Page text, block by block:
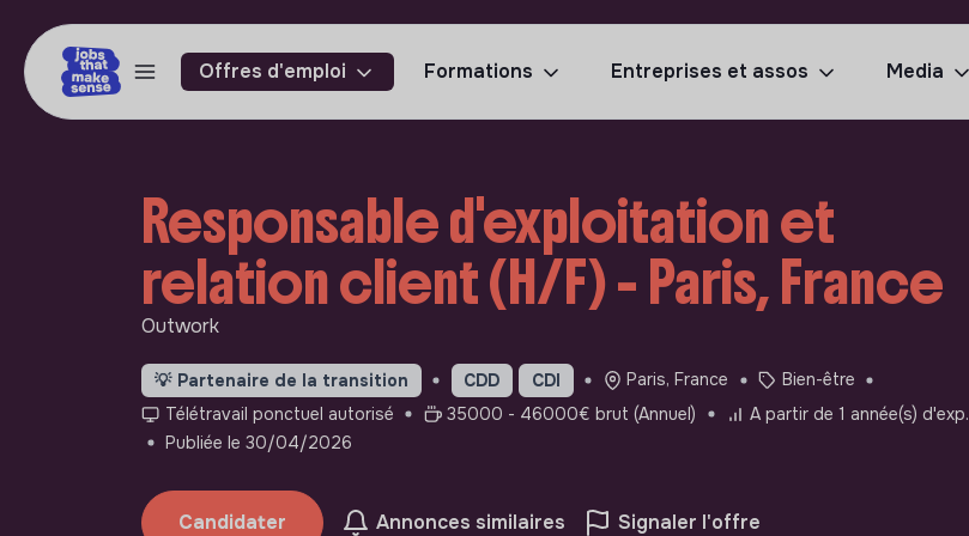
Offres d'emploi Formations Entreprises et assos Media
Responsable d'exploitation et
relation client (H/F) - Paris, France
Outwork
💡 Partenaire de la transition CDD CDI Paris, France
Bien-être
Télétravail ponctuel autorisé
35000 - 46000€ brut (Annuel)
A partir de 1 année(s) d'exp.
Publiée le 30/04/2026
Candidater Annonces similaires Signaler l'offre